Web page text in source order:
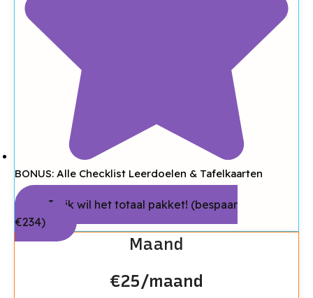
BONUS: Alle Checklist Leerdoelen & Tafelkaarten
Ja, ik wil het totaal pakket! (bespaar
€234)
Maand
€25/maand